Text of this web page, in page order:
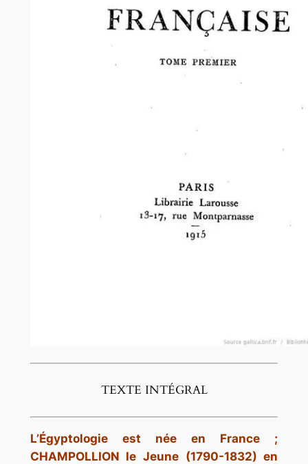
TEXTE INTÉGRAL
L’Égyptologie est née en France ;
CHAMPOLLION le Jeune (1790-1832) en